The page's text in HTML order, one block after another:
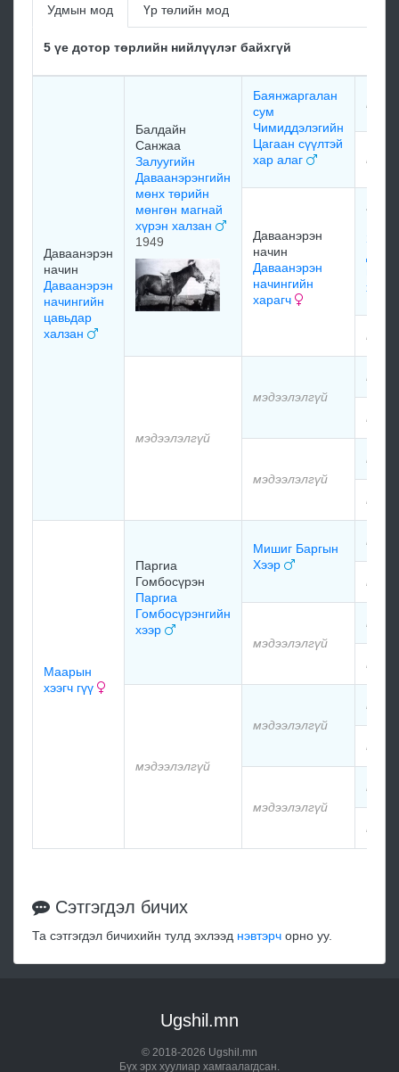
Удмын мод Үр төлийн мод
5 үе дотор төрлийн нийлүүлэг байхгүй
Даваанэрэн
начин
Даваанэрэн
начингийн
цавьдар
халзан
Балдайн
Санжаа
Залуугийн
Даваанэрэнгийн
мөнх төрийн
мөнгөн магнай
хүрэн халзан
1949
Баянжаргалан
сум
Чимиддэлэгийн
Цагаан сүүлтэй
хар алаг
Даваанэрэн
начин
Даваанэрэн
начингийн
харагч
хар
мэдээлэлгүй
мэдээлэлгүй
мэдээлэлгүй
Маарын
хээгч гүү
Паргиа
Гомбосүрэн
Паргиа
Гомбосүрэнгийн
хээр
Мишиг Баргын
Хээр
мэдээлэлгүй
мэдээлэлгүй
мэдээлэлгүй
мэдээлэлгүй
Сэтгэгдэл бичих
Та сэтгэгдэл бичихийн тулд эхлээд нэвтэрч орно уу.
Ugshil.mn
© 2018-2026 Ugshil.mn
Бүх эрх хуулиар хамгаалагдсан.